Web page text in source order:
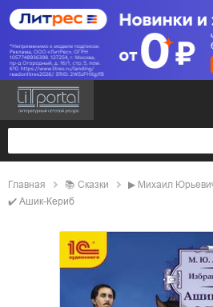
Главная 📚 сказки ▶ Михаил
✔️ Ашик-Кериб